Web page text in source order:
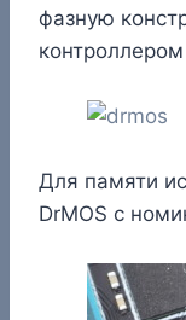
фазную
Для памяти
DrMOS с